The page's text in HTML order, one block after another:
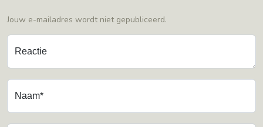
Jouw e-mailadres wordt niet gepubliceerd.
Reactie
Naam*